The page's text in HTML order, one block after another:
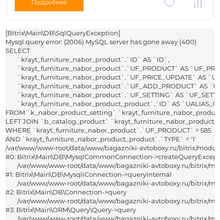
Skywell (Скайвелл)
Sollers (Соллерс)
Ssang Yong (Санг Йонг)
Subaru (Субару)
Suzuki (Сузуки)
Tagaz (ТАГАЗ)
Tank (Танк)
Tesla (Тесла)
Toyota (Тойота)
UAZ (УАЗ)
VAUXHALL (Воксхолл)
Volga (Волга)
Volkswagen (Фольксваген)
Volvo (Вольво)
Vortex (Вортекс)
ZAZ (ЗАЗ)
850
9-3
9-5
90
900
940
960
A-klasse
A1
A3
A4
A4 Allroad
A4 Avant
A6
A6 Allroad
Подробнее
[Bitrix\Main\DB\SqlQueryException]
Mysql query error: (2006) MySQL server has gone away (400)
SELECT
FROM `k_nabor_product_setting`
LEFT JOIN `b_catalog_product`
WHERE `krayt_furniture_nabor_product`.`UF_PRODUCT` = 585
AND `krayt_furniture_nabor_product_product`.`TYPE` = '1'
/var/www/www-root/data/www/bagazniki-avtoboxy.ru/bitrix/
#0: Bitrix\Main\DB\MysqlCommonConnection-
	/var/www/www-root/data/www/bagazniki-avtoboxy.ru/bitrix/modules/main/lib/db/mysqliconnection.php:149
#1: Bitrix\Main\DB\MysqliConnection->queryInternal
	/var/www/www-root/data/www/bagazniki-avtoboxy.ru/bitrix/modules/main/lib/db/connection.php:324
#2: Bitrix\Main\DB\Connection->query
	/var/www/www-root/data/www/bagazniki-avtoboxy.ru/bitrix/modules/main/lib/orm/query/query.php:3601
#3: Bitrix\Main\ORM\Query\Query->query
	/var/www/www-root/data/www/bagazniki-avtoboxy.ru/bitrix/modules/main/lib/orm/query/query.php:972